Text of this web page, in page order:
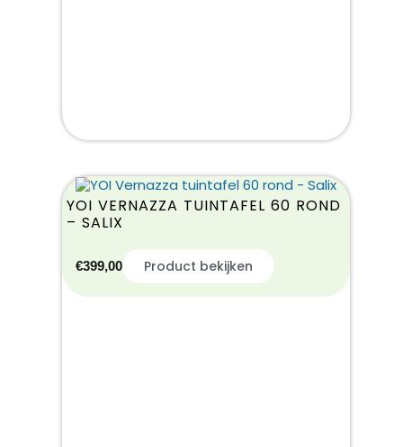
YOI VERNAZZA TUINTAFEL 60 ROND
– SALIX
€399,00 Product bekijken